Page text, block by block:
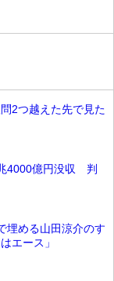
2つ越えた先で見た
4000億円没収 判
埋める山田涼介のす
エース」